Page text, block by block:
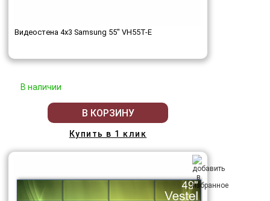
Видеостена 4x3 Samsung 55" VH55T-E
В наличии
В КОРЗИНУ
Купить в 1 клик